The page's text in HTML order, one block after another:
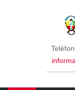
Sidebar